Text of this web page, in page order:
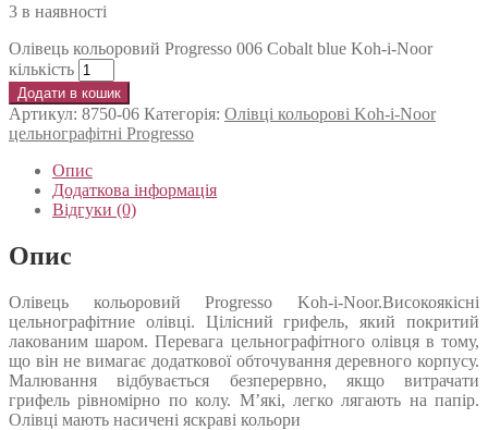
3 в наявності
Олівець кольоровий Progresso 006 Cobalt blue Koh-i-Noor
кількість
Додати в кошик
Артикул: 8750-06 Категорія: Олівці кольорові Koh-i-Noor
цельнографітні Progresso
Опис
Додаткова інформація
Відгуки (0)
Опис
Олівець кольоровий Progresso Koh-i-Noor.Високоякісні
цельнографітние олівці. Цілісний грифель, який покритий
лакованим шаром. Перевага цельнографітного олівця в тому,
що він не вимагає додаткової обточування деревного корпусу.
Малювання відбувається безперервно, якщо витрачати
грифель рівномірно по колу. М’які, легко лягають на папір.
Олівці мають насичені яскраві кольори